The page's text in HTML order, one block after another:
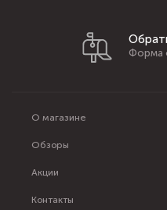
О магазине
Обзоры
Акции
Контакты
Форма